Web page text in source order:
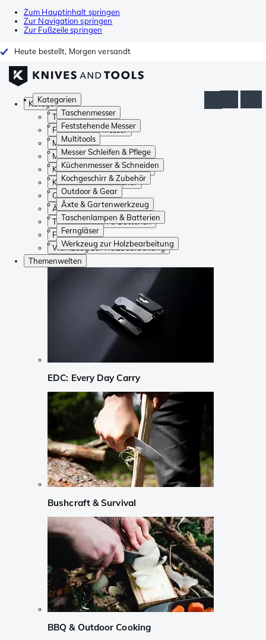
Zum Hauptinhalt springen
Zur Navigation springen
Zur Fußzeile springen
Heute bestellt, Morgen versandt
Kategorien
Taschenmesser
Feststehende Messer
Multitools
Messer Schleifen & Pflege
Küchenmesser & Schneiden
Kochgeschirr & Zubehör
Outdoor & Gear
Äxte & Gartenwerkzeug
Taschenlampen & Batterien
Ferngläser
Werkzeug zur Holzbearbeitung
Kategorien
Taschenmesser
Feststehende Messer
Multitools
Messer Schleifen & Pflege
Küchenmesser & Schneiden
Kochgeschirr & Zubehör
Outdoor & Gear
Äxte & Gartenwerkzeug
Taschenlampen & Batterien
Ferngläser
Werkzeug zur Holzbearbeitung
Themenwelten
EDC: Every Day Carry
Bushcraft & Survival
BBQ & Outdoor Cooking